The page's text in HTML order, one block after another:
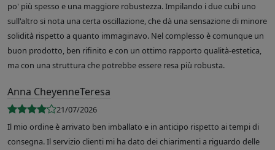
po' più spesso e una maggiore robustezza. Impilando i due cubi uno
sull'altro si nota una certa oscillazione, che dà una sensazione di minore
solidità rispetto a quanto immaginavo. Nel complesso è comunque un
buon prodotto, ben rifinito e con un ottimo rapporto qualità-estetica,
ma con una struttura che potrebbe essere resa più robusta.
Anna CheyenneTeresa
21/07/2026
Il mio ordine è arrivato ben imballato e in anticipo rispetto ai tempi di
consegna. Il servizio clienti mi ha dato dei chiarimenti a riguardo delle